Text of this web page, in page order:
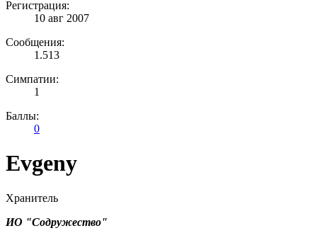
Регистрация:
10 авг 2007
Сообщения:
1.513
Симпатии:
1
Баллы:
0
Evgeny
Хранитель
ИО "Содружество"